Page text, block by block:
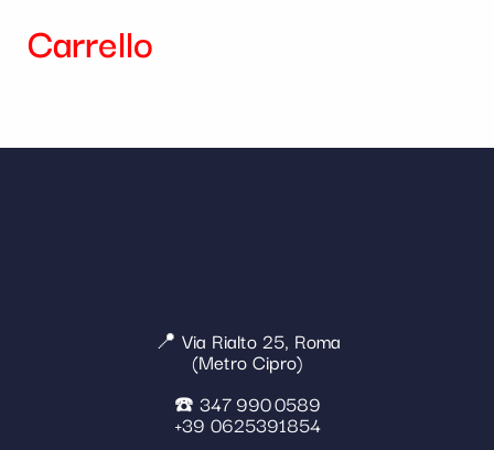
Carrello
📍 Via Rialto 25, Roma
(Metro Cipro)
☎️ 347 990 0589
+39 0625391854